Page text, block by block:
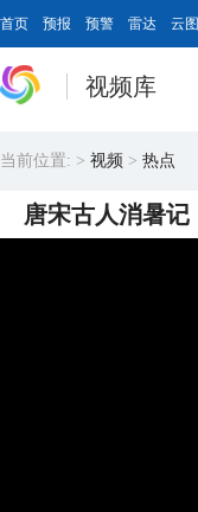
首页 预报 预警 雷达 云图
视频库
当前位置: > 视频 > 热点
唐宋古人消暑记